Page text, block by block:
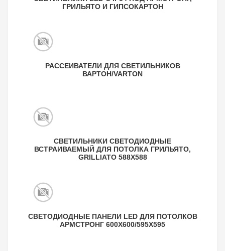
ГРИЛЬЯТО И ГИПСОКАРТОН
РАССЕИВАТЕЛИ ДЛЯ СВЕТИЛЬНИКОВ
ВАРТОН/VARTON
СВЕТИЛЬНИКИ СВЕТОДИОДНЫЕ
ВСТРАИВАЕМЫЙ ДЛЯ ПОТОЛКА ГРИЛЬЯТО,
GRILLIATO 588X588
СВЕТОДИОДНЫЕ ПАНЕЛИ LED ДЛЯ ПОТОЛКОВ
АРМСТРОНГ 600Х600/595X595